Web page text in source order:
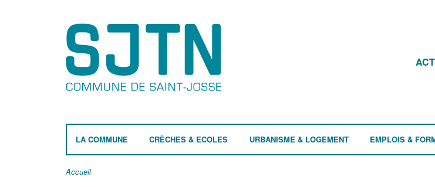
LA COMMUNE CRÈCHES & ECOLES URBANISME & LOGEMENT EMPLOIS &
Accueil